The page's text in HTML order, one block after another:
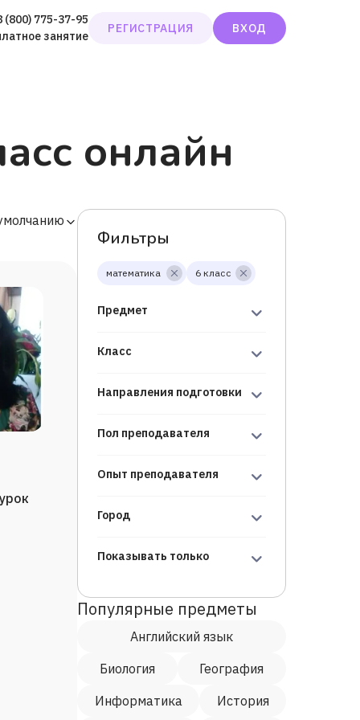
(800) 775-37-95
занятие
РЕГИСТРАЦИЯ ВХОД
онлайн
Фильтры
математика 6 класс
Предмет
Класс
Направления подготовки
Пол преподавателя
Опыт преподавателя
Город
Показывать только
Популярные предметы
Английский язык
Биология
География
Информатика
История